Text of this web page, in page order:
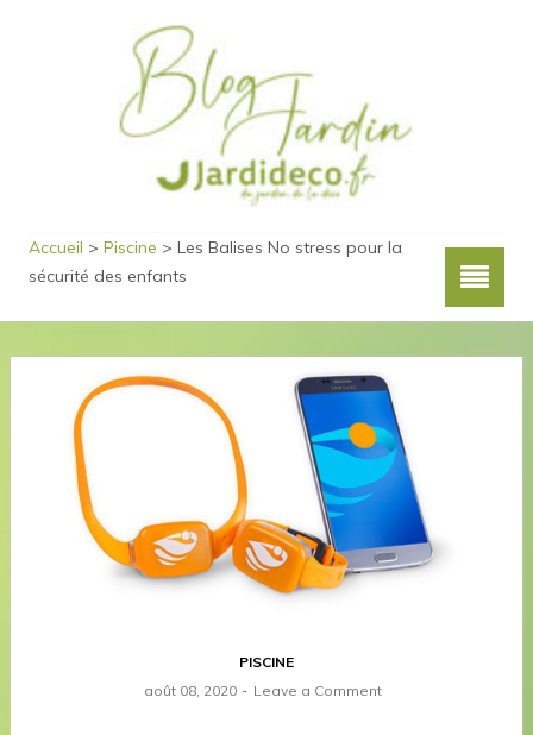
Accueil > Piscine > Les Balises No stress pour la
sécurité des enfants
PISCINE
août 08, 2020
Leave a Comment